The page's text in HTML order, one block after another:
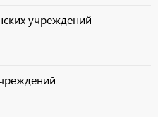
учреждений